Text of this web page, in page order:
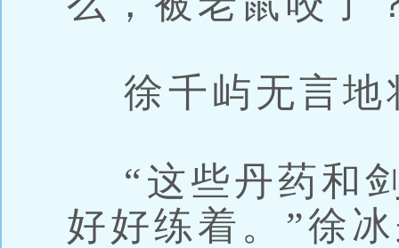
徐千屿无言地
“这些丹药和
好好练着。”徐